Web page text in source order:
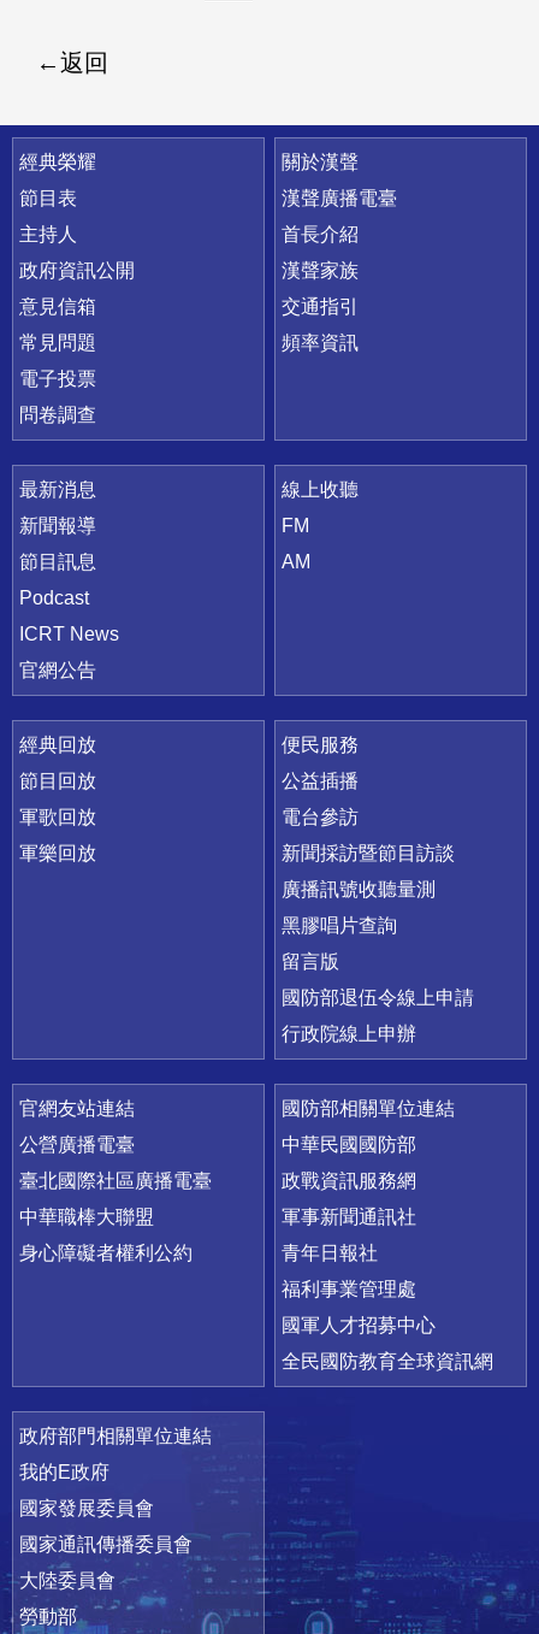
返回
快速連結
經典榮耀
節目表
主持人
政府資訊公開
意見信箱
常見問題
電子投票
問卷調查
關於漢聲
漢聲廣播電臺
首長介紹
漢聲家族
交通指引
頻率資訊
最新消息
新聞報導
節目訊息
Podcast
ICRT News
官網公告
線上收聽
FM
AM
經典回放
節目回放
軍歌回放
軍樂回放
便民服務
公益插播
電台參訪
新聞採訪暨節目訪談
廣播訊號收聽量測
黑膠唱片查詢
留言版
國防部退伍令線上申請
行政院線上申辦
官網友站連結
公營廣播電臺
臺北國際社區廣播電臺
中華職棒大聯盟
身心障礙者權利公約
國防部相關單位連結
中華民國國防部
政戰資訊服務網
軍事新聞通訊社
青年日報社
福利事業管理處
國軍人才招募中心
全民國防教育全球資訊網
政府部門相關單位連結
我的E政府
國家發展委員會
國家通訊傳播委員會
大陸委員會
勞動部